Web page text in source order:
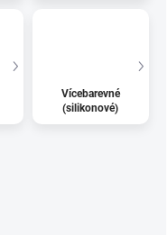
Vícebarevné
(silikonové)